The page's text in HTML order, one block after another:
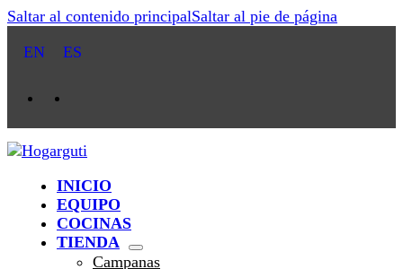
Saltar al contenido principalSaltar al pie de página
EN
ES
INICIO
EQUIPO
COCINAS
TIENDA
Campanas